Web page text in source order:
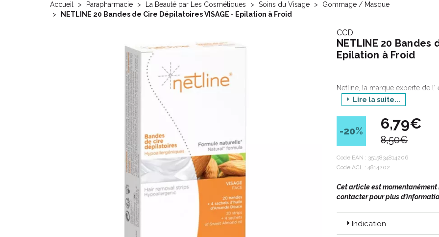
Accueil Parapharmacie La Beauté par Les Cosmétiques Soins du Visage
Gommage / Masque
NETLINE 20 Bandes de Cire Dépilatoires VISAGE - Epilation à Froid
CCD
NETLINE 20 Bandes
Epilation à Froid
Netline, la marque experte de l'
Netline est une ligne de
termes de qualité et de sécurité.
Une attention particulière a
Netline apporte des solutions
Disponibles sous forme de
produits Netline répondent à
Lire la suite...
-20% 6,79€
8,50€
Code EAN : 3515834814206
Code ACL : 4814202
Cet article est
contacter pour plus
Indication